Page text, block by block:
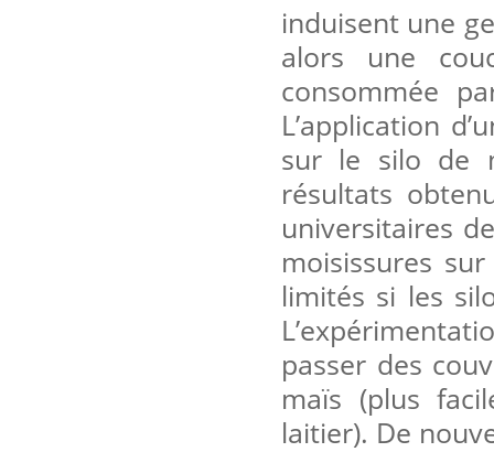
induisent une
alors une
consommée
L’application
sur le silo de
résultats
universitaires
moisissures
limités si les
passer des
maïs (plus
laitier). De